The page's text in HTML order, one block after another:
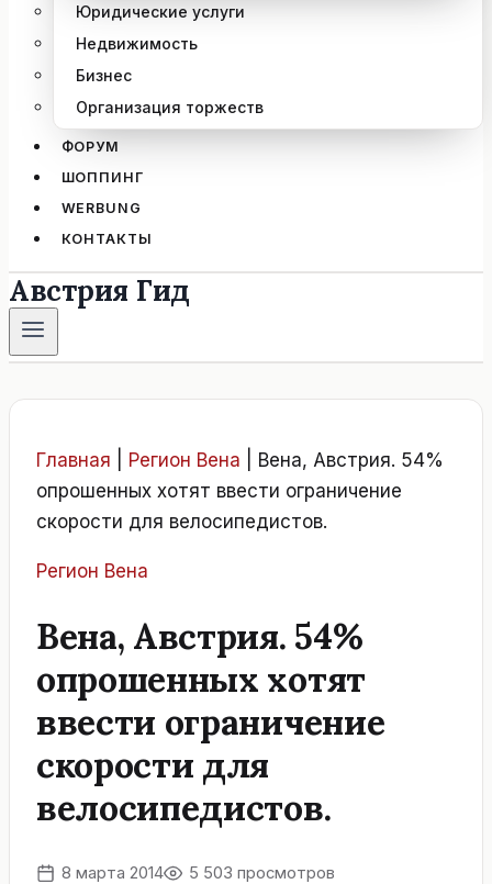
Юридические услуги
Недвижимость
Бизнес
Организация торжеств
ФОРУМ
ШОППИНГ
WERBUNG
КОНТАКТЫ
Австрия Гид
Главная Регион Вена
Вена, Австрия. 54%
опрошенных хотят ввести ограничение
скорости для велосипедистов.
Регион Вена
Вена, Австрия. 54%
опрошенных хотят
ввести ограничение
скорости для
велосипедистов.
8 марта 2014 5 503 просмотров